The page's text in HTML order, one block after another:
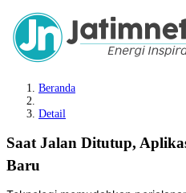
Beranda
Detail
Saat Jalan Ditutup,
Baru